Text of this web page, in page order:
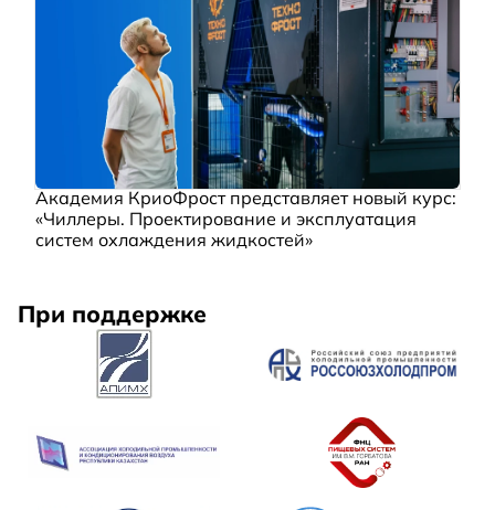
Академия КриоФрост представляет новый курс:
«Чиллеры. Проектирование и эксплуатация
систем охлаждения жидкостей»
При поддержке